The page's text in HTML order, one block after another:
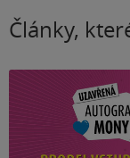
Články,